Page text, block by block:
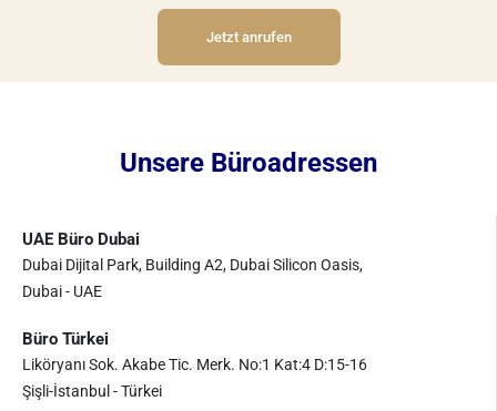
Ablehnungsgrund und leiten sie an den
passenden Anbieter weiter.
Jetzt anrufen
Unsere Büroadressen
UAE Büro Dubai
Dubai Dijital Park, Building A2, Dubai Silicon Oasis,
Dubai - UAE
Büro Türkei
Liköryanı Sok. Akabe Tic. Merk. No:1 Kat:4 D:15-16
Şişli-İstanbul - Türkei